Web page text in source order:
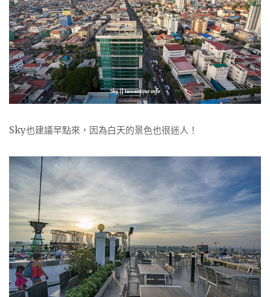
Sky也建議早點來，因為白天的景色也很迷人！